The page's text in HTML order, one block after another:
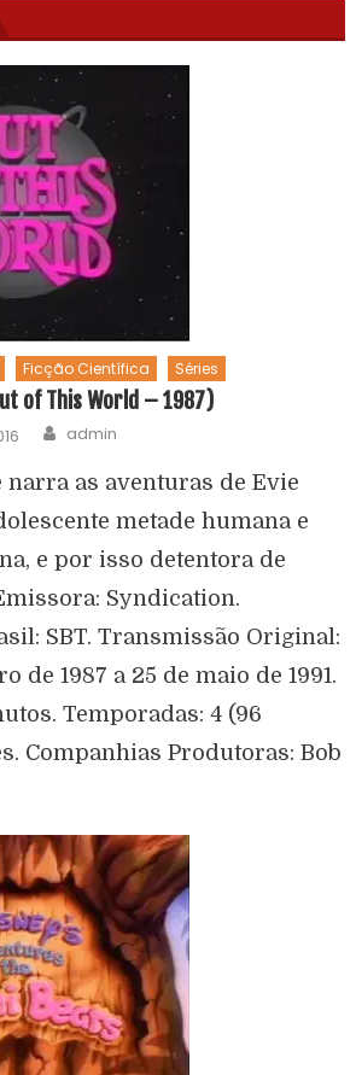
Ficção Científica Séries
of This World – 1987)
admin
narra as aventuras de Evie
metade humana e
e por isso detentora de
Syndication.
SBT. Transmissão Original:
de 1987 a 25 de maio de 1991.
Temporadas: 4 (96
Companhias Produtoras: Bob